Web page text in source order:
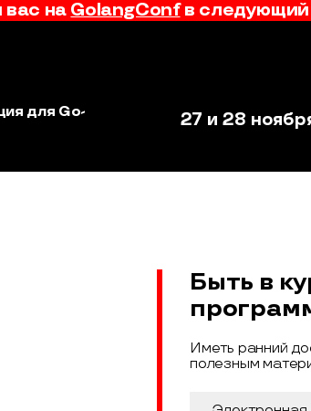
на GolangConfв следующий
для Go-
27 и 28
Быть в
Иметь ранний
полезным